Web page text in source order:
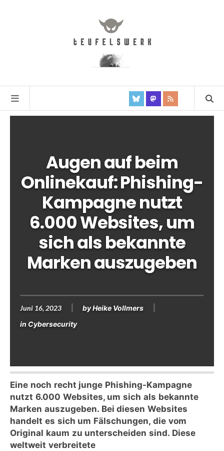
Augen auf beim
Onlinekauf: Phishing-
Kampagne nutzt
6.000 Websites, um
sich als bekannte
Marken auszugeben
Juni 16, 2023 byHeike Vollmers
in Cybersecurity
Eine noch recht junge Phishing-Kampagne
nutzt 6.000 Websites, um sich als bekannte
Marken auszugeben. Bei diesen Websites
handelt es sich um Fälschungen, die vom
Original kaum zu unterscheiden sind. Diese
weltweit verbreitete